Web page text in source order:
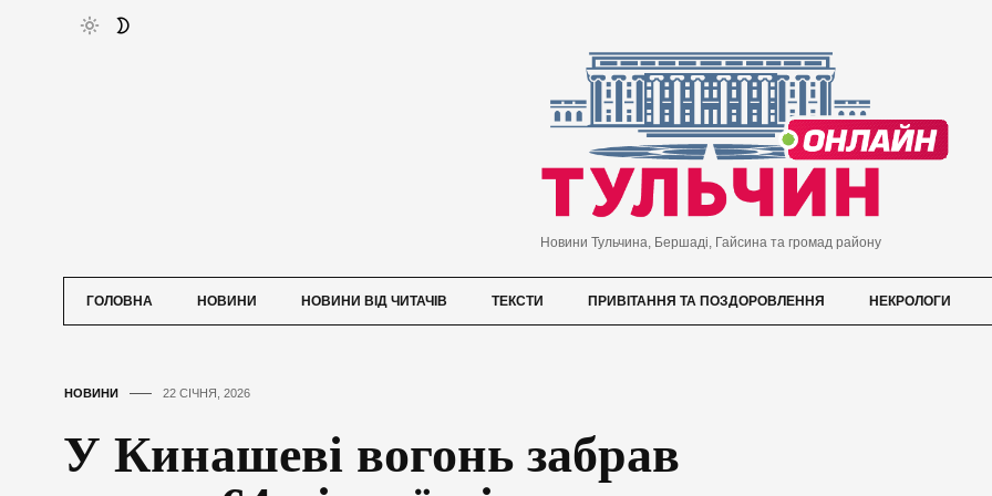
Новини Тульчина, Бершаді, Гайсина та громад району
ГОЛОВНА НОВИНИ НОВИНИ ВІД ЧИТАЧІВ ТЕКСТИ ПРИВІТАННЯ ТА ПОЗДОРОВЛЕННЯ НЕКРОЛОГИ
НОВИНИ 22 СІЧНЯ, 2026
У Кинашеві вогонь забрав